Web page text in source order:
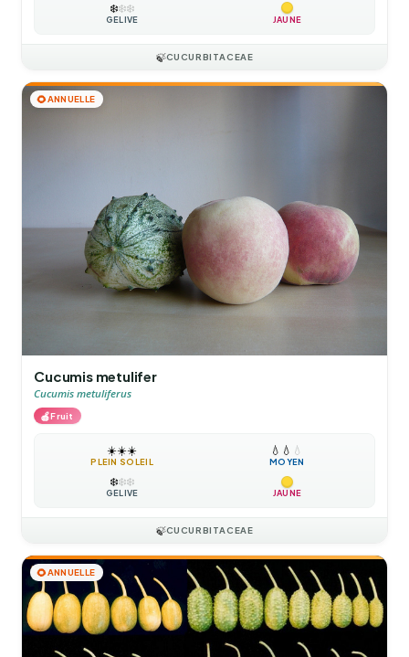
❄️❄️❄️
GÉLIVE JAUNE
🍃CUCURBITACEAE
🌻ANNUELLE
Cucumis metulifer
Cucumis metuliferus
🍎Fruit
☀️☀️☀️
PLEIN SOLEIL
💧 💧 💧
MOYEN
❄️❄️❄️
GÉLIVE JAUNE
🍃CUCURBITACEAE
🌻ANNUELLE